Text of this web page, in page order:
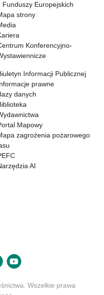
Funduszy Europejskich
strony
Konferencyjno-
Informacji Publicznej
prawne
danych
Mapowy
zagrożenia pożarowego
AI
Wszelkie prawa